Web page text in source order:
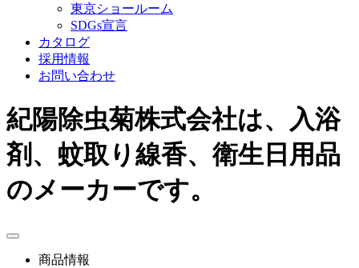
東京ショールーム
SDGs宣言
カタログ
採用情報
お問い合わせ
紀陽除虫菊株式会社は、入浴
剤、蚊取り線香、衛生日用品
のメーカーです。
toggle
navigation商品情報